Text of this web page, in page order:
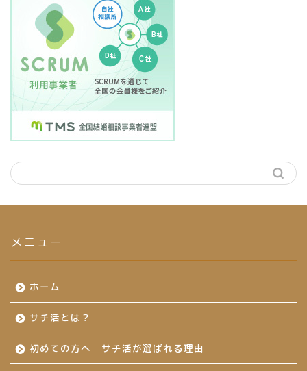
メニュー
ホーム
サチ活とは？
初めての方へ サチ活が選ばれる理由